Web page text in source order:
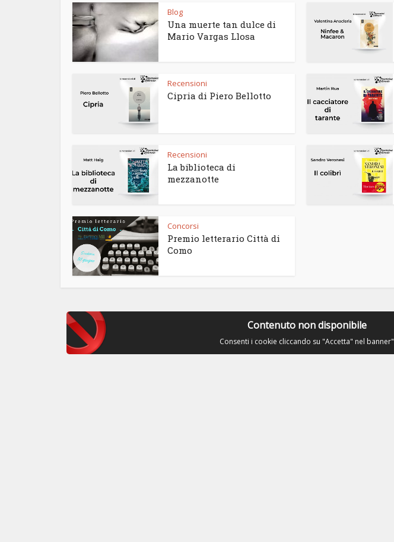
Blog
Una muerte tan dulce di
Mario Vargas Llosa
Recensioni
Cipria di Piero Bellotto
Recensioni
La biblioteca di
mezzanotte
Concorsi
Premio letterario Città di
Como
Contenuto non disponibile
Consenti i cookie cliccando su "Accetta" nel banner"